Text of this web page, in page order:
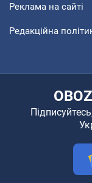
Реклама на сайті
Редакційна